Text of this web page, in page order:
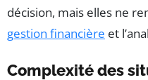
décision, mais elles ne
gestion financière et
Complexité des